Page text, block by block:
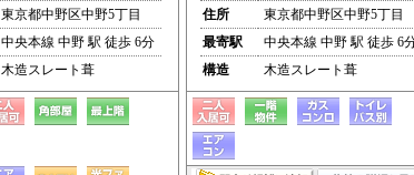
東京都中野区中野5丁目
中央本線 中野 駅 徒歩 6分
木造スレート葺
住所
東京都中野区中野5丁目
最寄駅
中央本線 中野 駅 徒歩 6
構造
木造スレート葺